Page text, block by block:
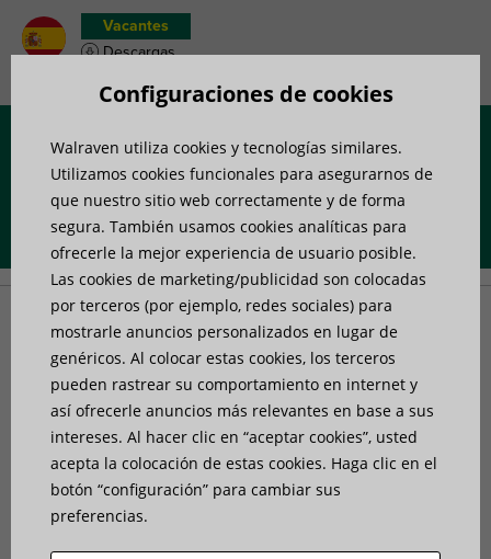
Vacantes
Descargas
Portada»Productos»Fijación de tuberías
Fijación de tuberías
Configuraciones de cookies
Walraven utiliza cookies y tecnologías similares.
Utilizamos cookies funcionales para asegurarnos de
que nuestro sitio web correctamente y de forma
segura. También usamos cookies analíticas para
ofrecerle la mejor experiencia de usuario posible.
Las cookies de marketing/publicidad son colocadas
por terceros (por ejemplo, redes sociales) para
mostrarle anuncios personalizados en lugar de
genéricos. Al colocar estas cookies, los terceros
pueden rastrear su comportamiento en internet y
así ofrecerle anuncios más relevantes en base a sus
intereses. Al hacer clic en “aceptar cookies”, usted
acepta la colocación de estas cookies. Haga clic en el
botón “configuración” para cambiar sus
preferencias.